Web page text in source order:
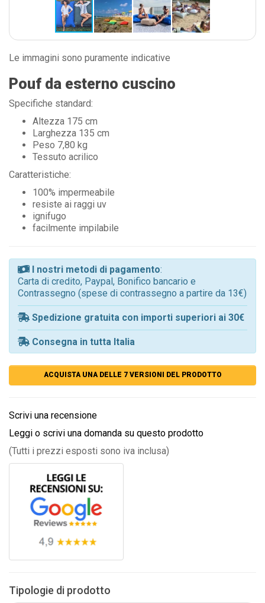
Le immagini sono puramente indicative
Pouf da esterno cuscino
Specifiche standard:
Altezza 175 cm
Larghezza 135 cm
Peso 7,80 kg
Tessuto acrilico
Caratteristiche:
100% impermeabile
resiste ai raggi uv
ignifugo
facilmente impilabile
I nostri metodi di pagamento:
Carta di credito, Paypal, Bonifico bancario e
Contrassegno (spese di contrassegno a partire da 13€)
Spedizione gratuita con importi superiori ai 30€
Consegna in tutta Italia
ACQUISTA UNA DELLE 7 VERSIONI DEL PRODOTTO
Scrivi una recensione
Leggi o scrivi una domanda su questo prodotto
(Tutti i prezzi esposti sono iva inclusa)
Tipologie di prodotto